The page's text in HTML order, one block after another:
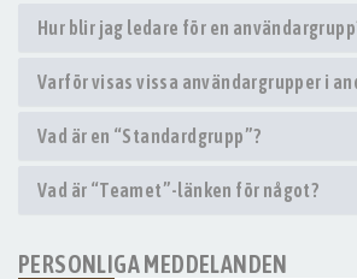
Hur blir jag ledare för en
Varför visas vissa användargrupper i
Vad är en “Standardgrupp”?
Vad är “Teamet”-länken för något?
PERSONLIGA MEDDELANDEN